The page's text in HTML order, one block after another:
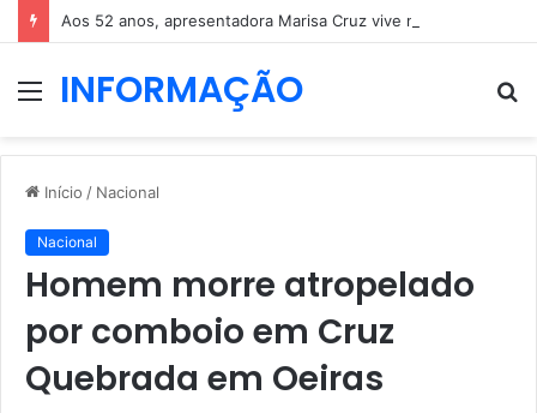
MenuINFORMAÇÃO
Início / Nacional
Nacional
Homem morre atropelado
por comboio em Cruz
Quebrada em Oeiras